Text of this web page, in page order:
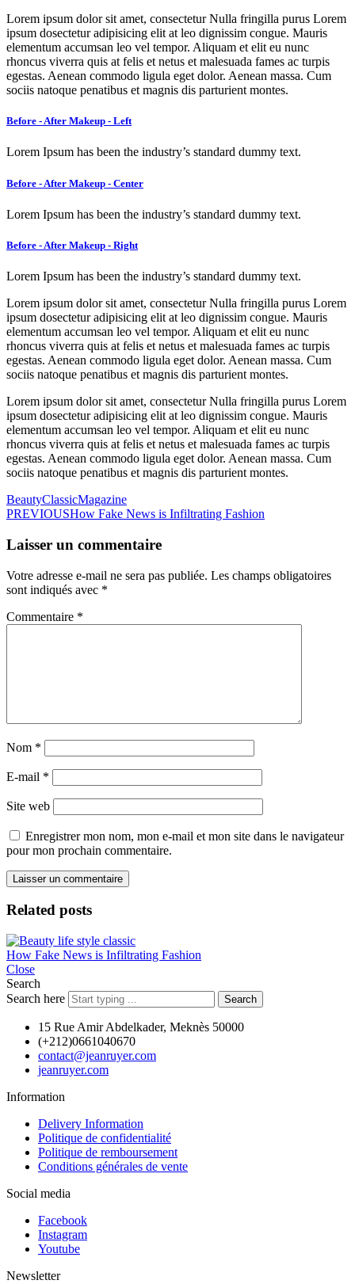
Lorem ipsum dolor sit amet, consectetur Nulla fringilla purus Lorem
ipsum dosectetur adipisicing elit at leo dignissim congue. Mauris
elementum accumsan leo vel tempor. Aliquam et elit eu nunc
rhoncus viverra quis at felis et netus et malesuada fames ac turpis
egestas. Aenean commodo ligula eget dolor. Aenean massa. Cum
sociis natoque penatibus et magnis dis parturient montes.
Before - After Makeup - Left
Lorem Ipsum has been the industry’s standard dummy text.
Before - After Makeup - Center
Lorem Ipsum has been the industry’s standard dummy text.
Before - After Makeup - Right
Lorem Ipsum has been the industry’s standard dummy text.
Lorem ipsum dolor sit amet, consectetur Nulla fringilla purus Lorem
ipsum dosectetur adipisicing elit at leo dignissim congue. Mauris
elementum accumsan leo vel tempor. Aliquam et elit eu nunc
rhoncus viverra quis at felis et netus et malesuada fames ac turpis
egestas. Aenean commodo ligula eget dolor. Aenean massa. Cum
sociis natoque penatibus et magnis dis parturient montes.
Lorem ipsum dolor sit amet, consectetur Nulla fringilla purus Lorem
ipsum dosectetur adipisicing elit at leo dignissim congue. Mauris
elementum accumsan leo vel tempor. Aliquam et elit eu nunc
rhoncus viverra quis at felis et netus et malesuada fames ac turpis
egestas. Aenean commodo ligula eget dolor. Aenean massa. Cum
sociis natoque penatibus et magnis dis parturient montes.
BeautyClassicMagazine
PREVIOUSHow Fake News is Infiltrating Fashion
Laisser un commentaire
Votre adresse e-mail ne sera pas publiée. Les champs obligatoires
sont indiqués avec *
Commentaire *
Nom *
E-mail *
Site web
Enregistrer mon nom, mon e-mail et mon site dans le navigateur
pour mon prochain commentaire.
Related posts
How Fake News is Infiltrating Fashion
Close
Search
Search here
Search
15 Rue Amir Abdelkader, Meknès 50000
(+212)0661040670
contact@jeanruyer.com
jeanruyer.com
Information
Delivery Information
Politique de confidentialité
Politique de remboursement
Conditions générales de vente
Social media
Facebook
Instagram
Youtube
Newsletter